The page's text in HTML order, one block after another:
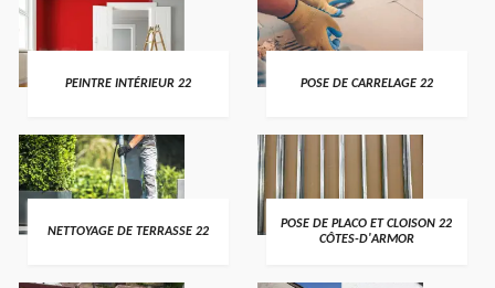
PEINTRE INTÉRIEUR 22 POSE DE CARRELAGE 22
NETTOYAGE DE TERRASSE 22
POSE DE PLACO ET CLOISON 22
CÔTES-D'ARMOR